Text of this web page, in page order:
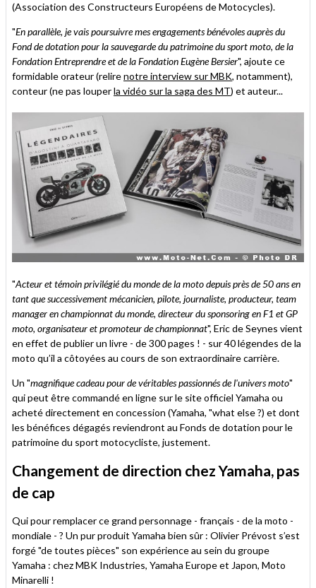
(Association des Constructeurs Européens de Motocycles).
"En parallèle, je vais poursuivre mes engagements bénévoles auprès du
Fond de dotation pour la sauvegarde du patrimoine du sport moto, de la
Fondation Entreprendre et de la Fondation Eugène Bersier", ajoute ce
formidable orateur (relirenotre interview sur MBK, notamment),
conteur (ne pas louperla vidéo sur la saga des MT) et auteur...
"Acteur et témoin privilégié du monde de la moto depuis près de 50 ans en
tant que successivement mécanicien, pilote, journaliste, producteur, team
manager en championnat du monde, directeur du sponsoring en F1 et GP
moto, organisateur et promoteur de championnat", Eric de Seynes vient
en effet de publier un livre - de 300 pages ! - sur 40 légendes de la
moto qu’il a côtoyées au cours de son extraordinaire carrière.
Un "magnifique cadeau pour de véritables passionnés de l'univers moto"
qui peut être commandé en ligne sur le site officiel Yamaha ou
acheté directement en concession (Yamaha, "what else ?) et dont
les bénéfices dégagés reviendront au Fonds de dotation pour le
patrimoine du sport motocycliste, justement.
Changement de direction chez Yamaha, pas
de cap
Qui pour remplacer ce grand personnage - français - de la moto -
mondiale - ? Un pur produit Yamaha bien sûr : Olivier Prévost s’est
forgé "de toutes pièces" son expérience au sein du groupe
Yamaha : chez MBK Industries, Yamaha Europe et Japon, Moto
Minarelli !